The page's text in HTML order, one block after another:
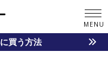
買う方法